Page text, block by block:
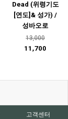
Dead (위령기도
[연도]& 성가) /
성바오로
13,000
11,700
고객센터